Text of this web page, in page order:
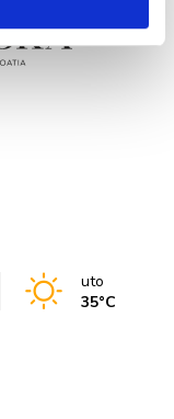
uto
35°C